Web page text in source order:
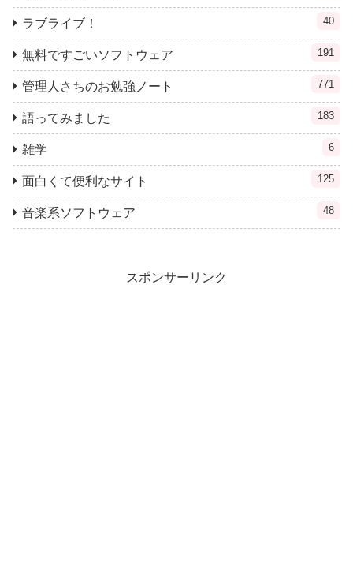
ラブライブ！ 40
無料ですごいソフトウェア 191
管理人さちのお勉強ノート 771
語ってみました 183
雑学 6
面白くて便利なサイト 125
音楽系ソフトウェア 48
スポンサーリンク